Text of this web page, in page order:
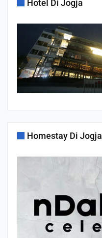
Hotel Di Jogja
Homestay Di Jogja